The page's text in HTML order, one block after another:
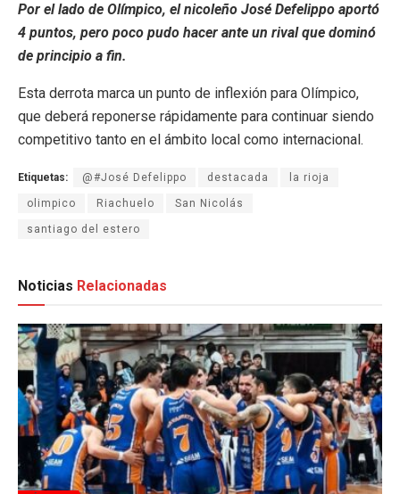
Por el lado de Olímpico, el nicoleño José Defelippo aportó
4 puntos, pero poco pudo hacer ante un rival que dominó
de principio a fin.
Esta derrota marca un punto de inflexión para Olímpico,
que deberá reponerse rápidamente para continuar siendo
competitivo tanto en el ámbito local como internacional.
Etiquetas: @#José Defelippo destacada la rioja
olimpico Riachuelo San Nicolás
santiago del estero
Noticias Relacionadas